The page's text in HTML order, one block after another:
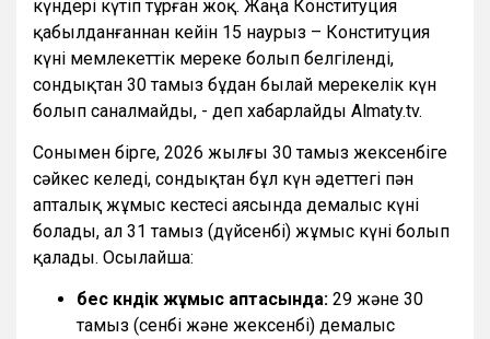
күндері күтіп тұрған жоқ. Жаңа Конституция
қабылданғаннан кейін 15 наурыз – Конституция
күні мемлекеттік мереке болып белгіленді,
сондықтан 30 тамыз бұдан былай мерекелік күн
болып саналмайды, - деп хабарлайды Almaty.tv.
Сонымен бірге, 2026 жылғы 30 тамыз жексенбіге
сәйкес келеді, сондықтан бұл күн әдеттегі пән
апталық жұмыс кестесі аясында демалыс күні
болады, ал 31 тамыз (дүйсенбі) жұмыс күні болып
қалады. Осылайша:
бес күндік жұмыс аптасында: 29 және 30
тамыз (сенбі және жексенбі) демалыс